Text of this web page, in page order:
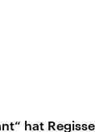
hat